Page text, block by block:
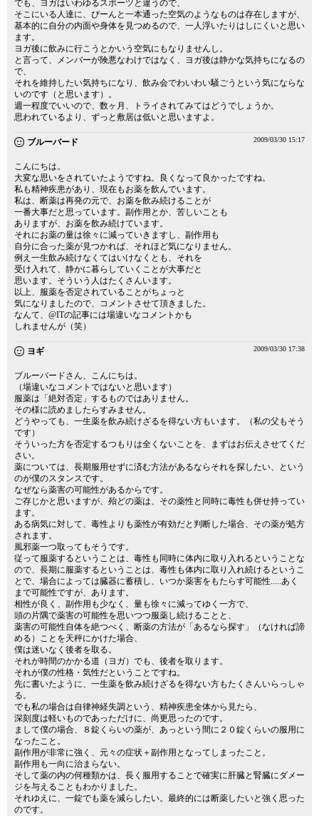
でも、ヨガはいわゆるスポーツと違うので、
そこにいる人達に、ぴーんと一本通った空気のようなものは存在しますが、
基本的に自分の内面や身体を見つめるので、一人浮いたりはしにくいと思い
ます。
ヨガ後に飲みに行こうとかいう空気にもなりませんし。
と言って、メンバーが険悪なわけではなく、ヨガ後は静かな気持ちになるの
で、
それを維持したい気持ちになり、飲み会でわいわい騒ごうという気にならな
いのです（と思います）。
週一程度でいいので、数ヶ月、トライされてみてはどうでしょうか。
思われているより、ずっと敷居は低いと思いますよ。
ブルーバード 2009/03/30 15:17
こんにちは。
大変な思いをされていたようですね。良くなって良かったですね。
私も精神疾患があり、現在もお薬を飲んでいます。
私は、断薬は再発の元で、お薬を飲み続けることが
一番大事だと思っています。副作用とか、苦しいことも
ありますが、お薬を飲み続けています。
それにお薬の量は徐々に減っていきますし、副作用も
自分に合った薬が見つかれば、それほど気になりません。
例え一生飲み続けなくてはいけなくとも、それを
受け入れて、静かに暮らしていくことが大事だと
思います。そういう人はたくさんいます。
以上、服薬を否定されていることがちょっと
気になりましたので、コメントさせて頂きました。
なんて、@ITの記事には場違いなコメントかも
しれませんが（笑）
ヨギ 2009/03/30 17:38
ブルーバードさん、こんにちは。
（場違いなコメントではないと思います）
服薬は「絶対否定」するものではありません。
その様に読めましたらすみません。
どうやっても、一生薬を飲み続けざるを得ない方もいます。（私の父もそう
です）
そういった方を否定するつもりは全くないことを、まずはお伝えさせてくだ
さい。
薬については、長期服用せずに済む方法があるならそれを探したい、という
のが僕のスタンスです。
なぜなら薬害の可能性があるからです。
ご存じかと思いますが、殆どの薬は、その薬性と同時に毒性も併せ持ってい
ます。
ある病気に対して、毒性よりも薬性が有効だと判断した場合、その薬が処方
されます。
風邪薬一つ取ってもそうです。
従って服薬するということは、毒性も同時に体内に取り入れるということな
ので、長期に服薬するということは、毒性も体内に取り入れ続けるというこ
とで、場合によっては臓器に蓄積し、いつか薬害をもたらす可能性.....あく
まで可能性ですが、あります。
相性が良く、副作用も少なく、量も徐々に減ってゆく一方で、
頭の片隅で薬害の可能性を思いつつ服薬し続けることと、
薬害の可能性自体を絶つべく、断薬の方法が「あるなら探す」（なければ諦
める）ことを天秤にかけた場合、
僕は迷いなく後者を取る。
それが時間のかかる道（ヨガ）でも、後者を取ります。
それが僕の性格・気性だということですね。
先に書いたように、一生薬を飲み続けざるを得ない方もたくさんいらっしゃ
る。
でも私の場合は自律神経失調という、精神疾患全体から見たら、
深刻度は軽いものであっただけに、尚更思ったのです。
まして僕の場合、８錠くらいの薬が、あっという間に２０錠くらいの服用に
なったこと。
副作用が非常に強く、元々の症状＋副作用となってしまったこと。
副作用も一向に治まらない。
そして薬の内の何種類かは、長く服用することで確実に肝臓と腎臓にダメー
ジを与えることもわかりました。
それゆえに、一錠でも薬を減らしたい。最終的には断薬したいと強く思った
のです。